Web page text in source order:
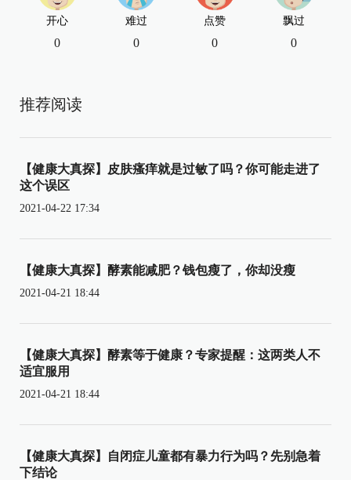
开心
0
难过
0
点赞
0
飘过
0
推荐阅读
【健康大真探】皮肤瘙痒就是过敏了吗？你可能走进了
这个误区
2021-04-22 17:34
【健康大真探】酵素能减肥？钱包瘦了，你却没瘦
2021-04-21 18:44
【健康大真探】酵素等于健康？专家提醒：这两类人不
适宜服用
2021-04-21 18:44
【健康大真探】自闭症儿童都有暴力行为吗？先别急着
下结论